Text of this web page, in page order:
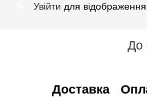
Увійти для
До
Доставка